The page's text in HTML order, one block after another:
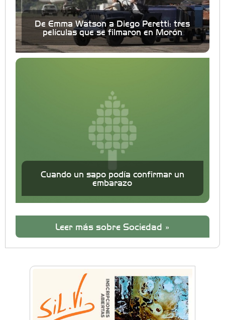
De Emma Watson a Diego Peretti: tres
películas que se filmaron en Morón
Cuando un sapo podía confirmar un
embarazo
Leer más sobre Sociedad »